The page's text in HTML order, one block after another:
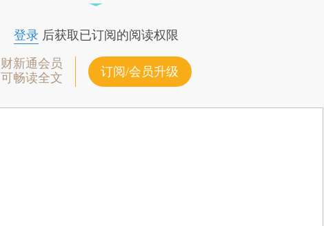
登录后获取已订阅的阅读权限
财新通会员
可畅读全文
订阅/会员升级